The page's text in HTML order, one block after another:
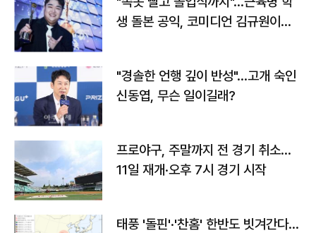
생 돌본 공익, 코미디언 김규원이었
"경솔한 언행 깊이 반성"…고개 숙인
신동엽, 무슨 일이길래?
프로야구, 주말까지 전 경기 취소…
11일 재개·오후 7시 경기 시작
태풍 '돌핀'·'찬홈' 한반도 빗겨간다…